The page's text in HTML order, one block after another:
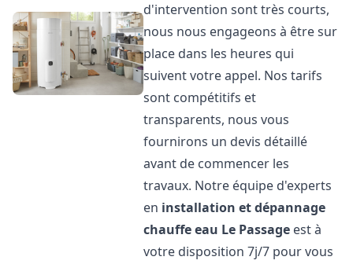
d'intervention sont très courts,
nous nous engageons à être sur
place dans les heures qui
suivent votre appel. Nos tarifs
sont compétitifs et
transparents, nous vous
fournirons un devis détaillé
avant de commencer les
travaux. Notre équipe d'experts
en installation et dépannage
chauffe eau Le Passage est à
votre disposition 7j/7 pour vous